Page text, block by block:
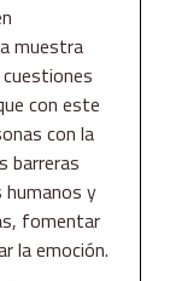
muestra
con este
con la
barreras
humanos y
fomentar
la emoción.